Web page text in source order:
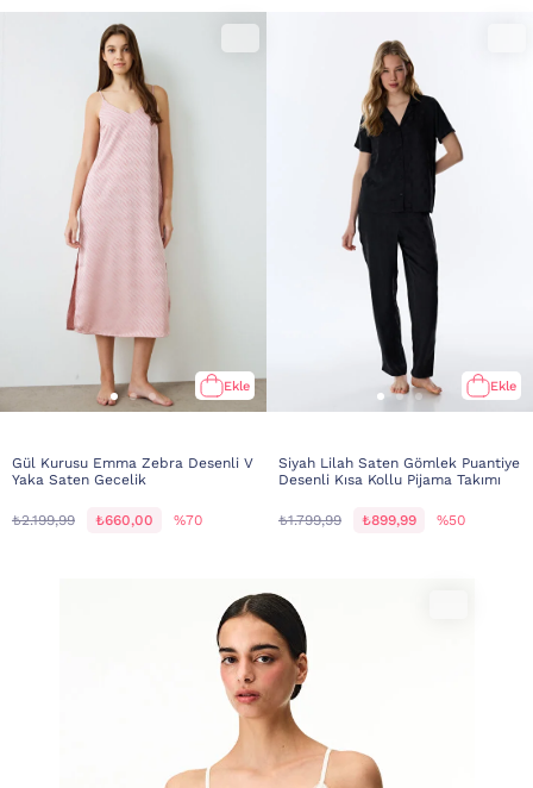
Ekle
Gül Kurusu Emma Zebra Desenli V
Yaka Saten Gecelik
₺2.199,99 ₺660,00 %70
Ekle
Siyah Lilah Saten Gömlek Puantiye
Desenli Kısa Kollu Pijama Takımı
₺1.799,99 ₺899,99 %50